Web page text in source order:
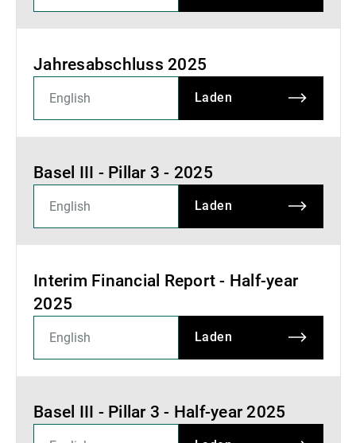
Jahresabschluss 2025
Laden
Basel III - Pillar 3 - 2025
Laden
Interim Financial Report - Half-year
2025
Laden
Basel III - Pillar 3 - Half-year 2025